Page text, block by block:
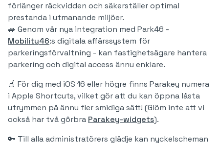
förlänger räckvidden och säkerställer optimal
prestanda i utmanande miljöer.
🚙 Genom vår nya integration med Park46 -
Mobility46:s digitala affärssystem för
parkeringsförvaltning - kan fastighetsägare hantera
parkering och digital access ännu enklare.
🍎 För dig med iOS 16 eller högre finns Parakey numera
i Apple Shortcuts, vilket gör att du kan öppna låsta
utrymmen på ännu fler smidiga sätt! (Glöm inte att vi
också har två gôrbra Parakey-widgets).
🔑 Till alla administratörers glädje kan nyckelscheman